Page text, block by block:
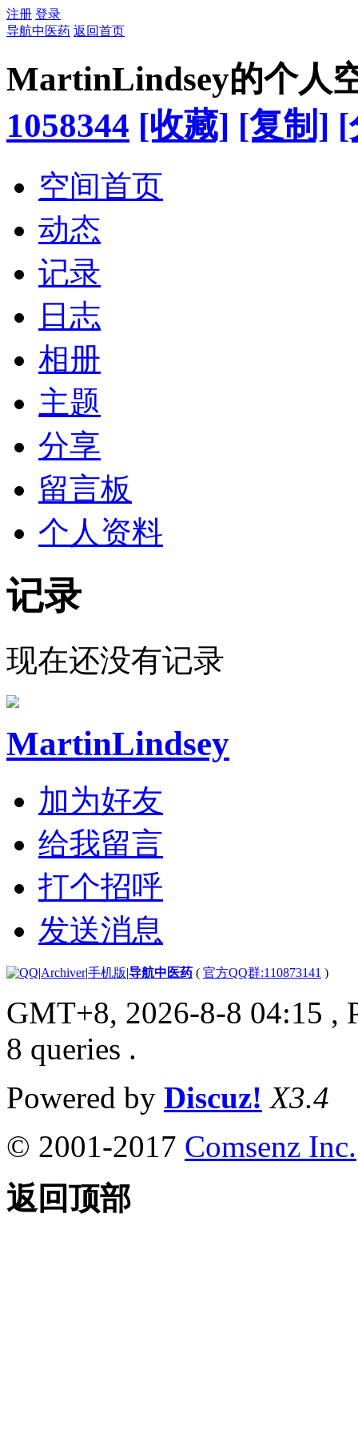
注册 登录
导航中医药 返回首页
MartinLindsey的个人
1058344 [收藏] [复制] [
空间首页
动态
记录
日志
相册
主题
分享
留言板
个人资料
记录
现在还没有记录
MartinLindsey
加为好友
给我留言
打个招呼
发送消息
|Archiver|手机版|导航中医药 ( 官方QQ群:110873141 )
GMT+8, 2026-8-8 04:15 ,
8 queries .
Powered by Discuz! X3.4
© 2001-2017 Comsenz Inc.
返回顶部